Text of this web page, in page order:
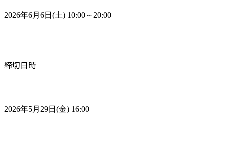
2026年6月6日(土) 10:00～20:00
締切日時
2026年5月29日(金) 16:00